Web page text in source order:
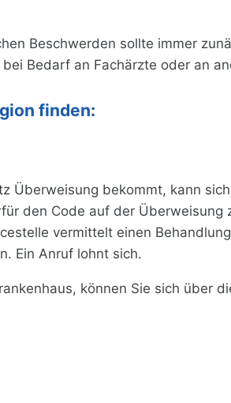
Beschwerden sollte immer
Bedarf an Fachärzte oder an
finden:
Überweisung bekommt, kann
den Code auf der
vermittelt einen
Ein Anruf lohnt sich.
können Sie sich über